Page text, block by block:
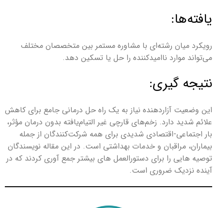
یافته‌ها:
رویکرد میان رشته‌ای با مشاوره مستمر بین متخصصان مختلف
می‌تواند موارد ناامیدکننده را حل یا تسکین دهد.
نتیجه گیری:
این وضعیت آزاردهنده نیاز به یک راه حل درمانی جامع برای کاهش
علائم شدید دارد. زخم‌های قارچی غیر التیام‌یافته بدون درمان مؤثر،
بار اجتماعی-اقتصادی شدیدی برای همه شرکت‌کنندگان از جمله
بیماران، مراقبان و خدمات بهداشتی است. در این مقاله نویسندگان
توصیه هایی را برای دستورالعمل های بیشتر جمع آوری کردند که در
آینده نزدیک ضروری است.